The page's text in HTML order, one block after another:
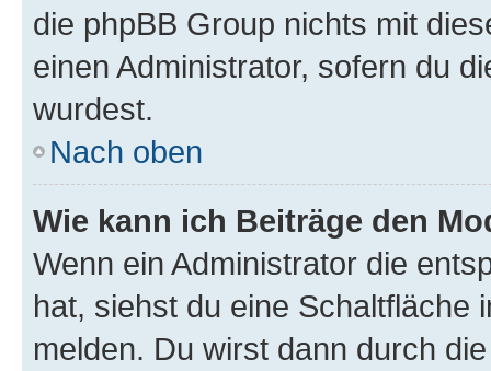
die phpBB Group nichts mit
einen Administrator, sofern du
wurdest.
Nach oben
Wie kann ich Beiträge den
Wenn ein Administrator die
hat, siehst du eine Schaltfläche
melden. Du wirst dann durch